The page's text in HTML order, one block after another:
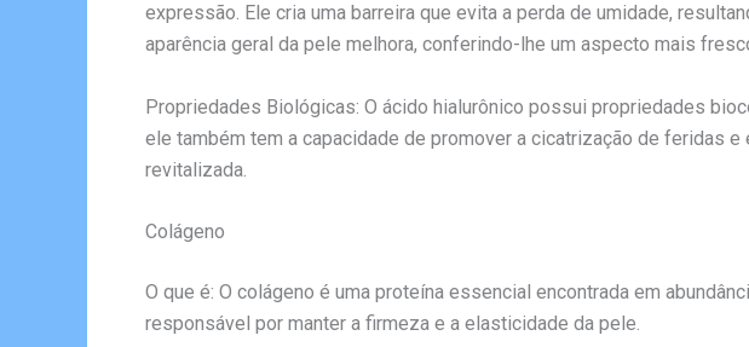
expressão. Ele cria uma barreira que evita a perda de umidade,
aparência geral da pele melhora, conferindo-lhe um aspecto mais
Propriedades Biológicas: O ácido hialurônico possui propriedades
ele também tem a capacidade de promover a cicatrização de feridas
revitalizada.
Colágeno
O que é: O colágeno é uma proteína essencial encontrada em
responsável por manter a firmeza e a elasticidade da pele.